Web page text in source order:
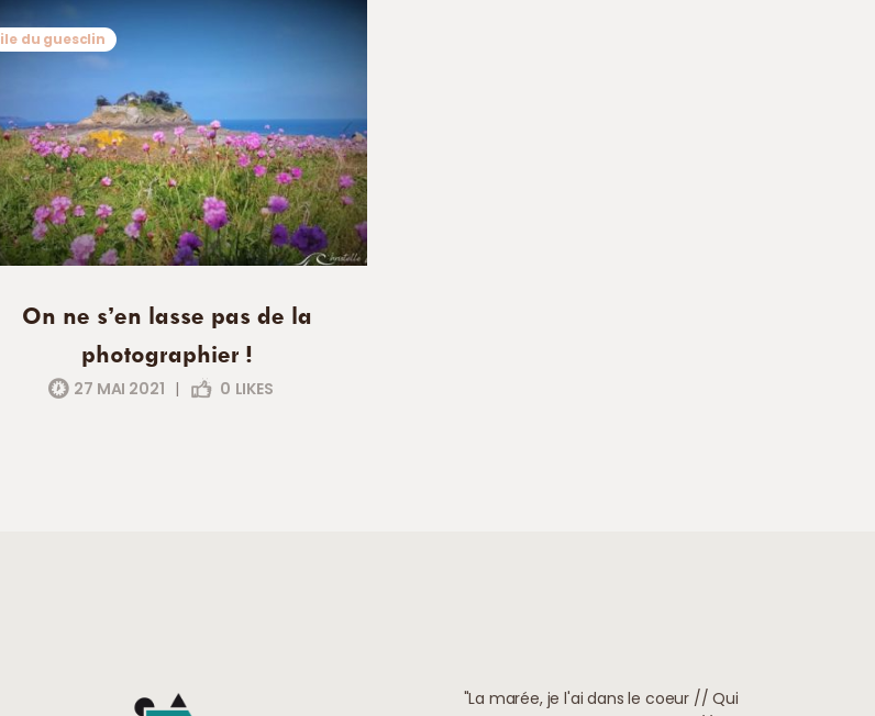
ile du guesclin
On ne s’en lasse pas de la
photographier !
27 MAI 2021 | 0 LIKES
"La marée, je l'ai dans le coeur // Qui